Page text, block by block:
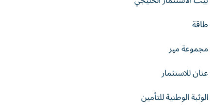
طاقة
مجموعة مير
عنان للاستثمار
الوثبة الوطنية للتأمين